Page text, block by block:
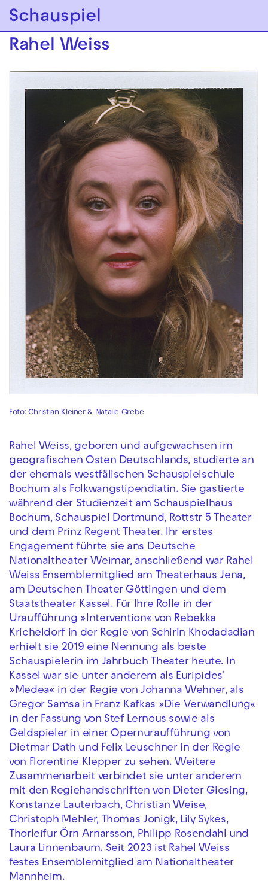
Zur Hauptnavigation springen
Zum Hauptinhalt springen
Schauspiel
Rahel Weiss
Foto: Christian Kleiner & Natalie Grebe
Rahel Weiss, geboren und aufgewachsen im
geografischen Osten Deutschlands, studierte an
der ehemals westfälischen Schauspielschule
Bochum als Folkwangstipendiatin. Sie gastierte
während der Studienzeit am Schauspielhaus
Bochum, Schauspiel Dortmund, Rottstr 5 Theater
und dem Prinz Regent Theater. Ihr erstes
Engagement führte sie ans Deutsche
Nationaltheater Weimar, anschließend war Rahel
Weiss Ensemblemitglied am Theaterhaus Jena,
am Deutschen Theater Göttingen und dem
Staatstheater Kassel. Für Ihre Rolle in der
Uraufführung »Intervention« von Rebekka
Kricheldorf in der Regie von Schirin Khodadadian
erhielt sie 2019 eine Nennung als beste
Schauspielerin im Jahrbuch Theater heute. In
Kassel war sie unter anderem als Euripides'
»Medea« in der Regie von Johanna Wehner, als
Gregor Samsa in Franz Kafkas »Die Verwandlung«
in der Fassung von Stef Lernous sowie als
Geldspieler in einer Opernuraufführung von
Dietmar Dath und Felix Leuschner in der Regie
von Florentine Klepper zu sehen. Weitere
Zusammenarbeit verbindet sie unter anderem
mit den Regiehandschriften von Dieter Giesing,
Konstanze Lauterbach, Christian Weise,
Christoph Mehler, Thomas Jonigk, Lily Sykes,
Thorleifur Örn Arnarsson, Philipp Rosendahl und
Laura Linnenbaum. Seit 2023 ist Rahel Weiss
festes Ensemblemitglied am Nationaltheater
Mannheim.